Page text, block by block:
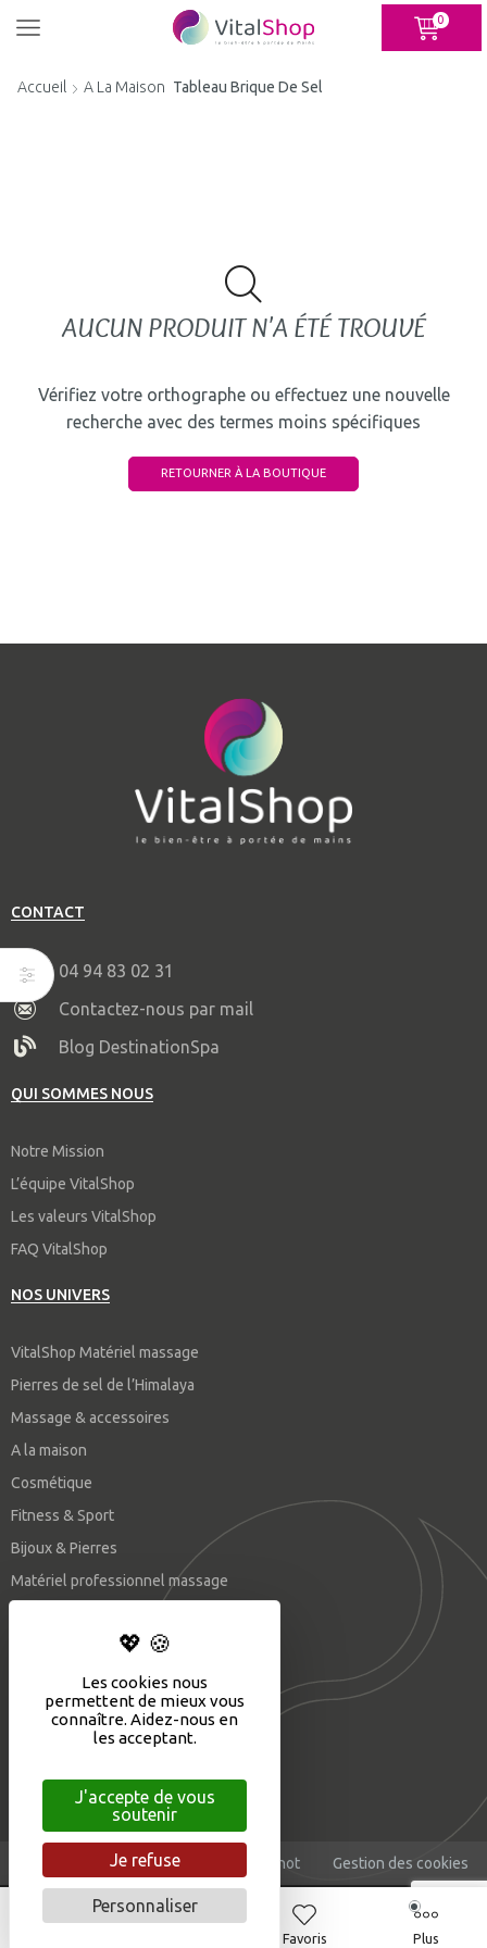
0
Accueil A La Maison Tableau Brique De Sel
AUCUN PRODUIT N'A ÉTÉ TROUVÉ
Vérifiez votre orthographe ou effectuez une nouvelle
recherche avec des termes moins spécifiques
RETOURNER À LA BOUTIQUE
CONTACT
04 94 83 02 31
Contactez-nous par mail
Blog DestinationSpa
QUI SOMMES NOUS
Notre Mission
L’équipe VitalShop
Les valeurs VitalShop
FAQ VitalShop
NOS UNIVERS
VitalShop Matériel massage
Pierres de sel de l’Himalaya
Massage & accessoires
A la maison
Cosmétique
Fitness & Sport
Bijoux & Pierres
Matériel professionnel massage
Mentions légales CGV ©Eliophot Gestion des cookies
Favoris Plus
Panneau de gestion des cookies
Les cookies nous
permettent de mieux vous
connaître. Aidez-nous en
les acceptant.
J'accepte de vous
soutenir
Je refuse
Personnaliser